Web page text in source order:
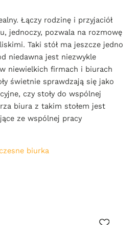
Łączy rodzinę i przyjaciół
jednoczy, pozwala na rozmowę
Taki stół ma jeszcze jedno
niedawna jest niezwykle
niewielkich firmach i biurach
świetnie sprawdzają się jako
czy stoły do wspólnej
biura z takim stołem jest
ze wspólnej pracy
biurka